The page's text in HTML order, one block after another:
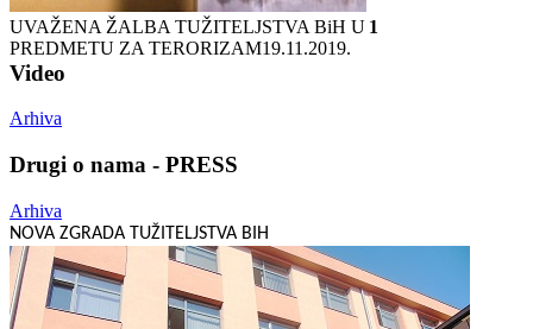
UVAŽENA ŽALBA TUŽITELJSTVA BiH U
PREDMETU ZA TERORIZAM19.11.2019.
1
Video
Arhiva
Drugi o nama - PRESS
Arhiva
NOVA ZGRADA TUŽITELJSTVA BIH